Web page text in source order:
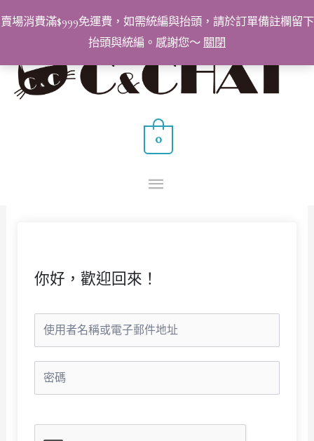
賣場消費滿$999免運費，如需統編與抬頭，請於訂單備註欄留下
抬頭與統編。感謝您～ 關閉
至
要
選
0
你好，歡迎回來！